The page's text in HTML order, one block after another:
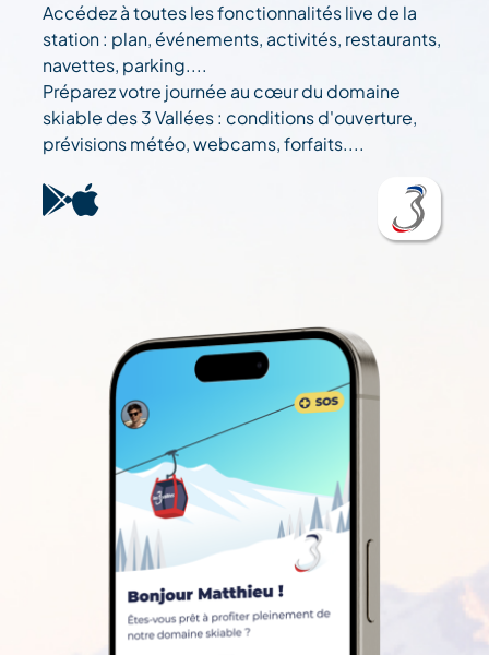
Accédez à toutes les fonctionnalités live de la
station : plan, événements, activités, restaurants,
navettes, parking....
Préparez votre journée au cœur du domaine
skiable des 3 Vallées : conditions d'ouverture,
prévisions météo, webcams, forfaits....